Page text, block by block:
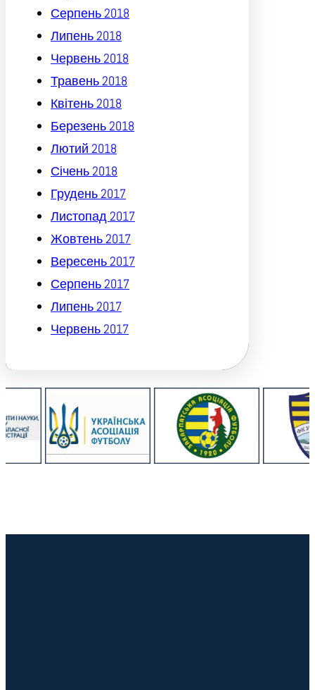
Серпень 2018
Липень 2018
Червень 2018
Травень 2018
Квітень 2018
Березень 2018
Лютий 2018
Січень 2018
Грудень 2017
Листопад 2017
Жовтень 2017
Вересень 2017
Серпень 2017
Липень 2017
Червень 2017